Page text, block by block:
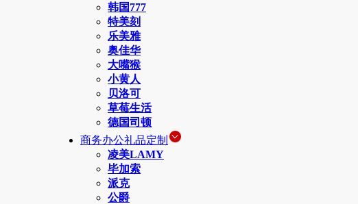
韩国777
特美刻
乐美雅
奥佳华
大嘴猴
小黄人
贝洛可
草莓生活
德国司顿
商务办公礼品定制
凌美LAMY
毕加索
派克
公爵